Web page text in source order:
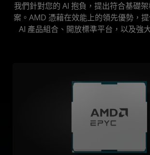
我們針對您的 AI 抱負，提出符合基礎
案。AMD 憑藉在效能上的領先優勢，
AI 產品組合、開放標準平台，以及強